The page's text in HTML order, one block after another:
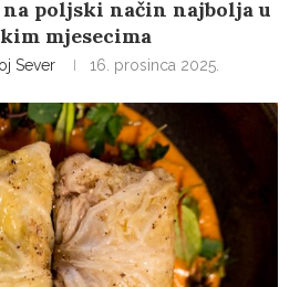
na poljski način najbolja u
mjesecima
Sever 16. prosinca 2025.